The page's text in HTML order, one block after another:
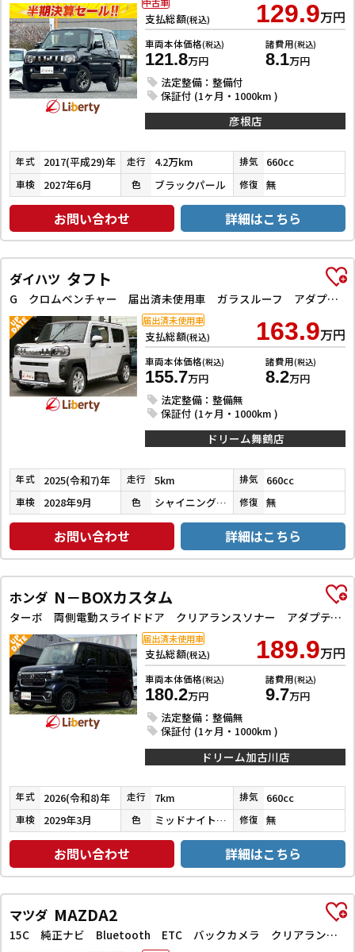
支払総額(税込) 129.9万円
車両本体価格(税込)
121.8万円
諸費用(税込)
8.1万円
法定整備：整備付
保証付 (1ヶ月・1000km )
中古車
彦根店
年式 2017(平成29)年 走行 4.2万km 排気 660cc
車検 2027年6月 色 ブラックパール 修復 無
お問い合わせ 詳細はこちら
ダイハツ タフト
G クロムベンチャー 届出済未使用車 ガラスルーフ アダプティブクルーズコントロール クリアランスソナー 衝突被害軽減システム LEDヘッドランプ スマートキー アイドリングストップ シートヒーター 純正アルミホイール
支払総額(税込) 163.9万円
車両本体価格(税込)
155.7万円
諸費用(税込)
8.2万円
法定整備：整備無
保証付 (1ヶ月・1000km )
届出済未使用車
ドリーム舞鶴店
年式 2025(令和7)年 走行 5km 排気 660cc
車検 2028年9月 色 シャイニングホワイトパール 修復 無
お問い合わせ 詳細はこちら
ホンダ N－BOXカスタム
ターボ 両側電動スライドドア クリアランスソナー アダプティブクルーズコントロール LEDヘッドライト 純正アルミホイール レーンアシスト 衝突被害軽減システム オートライト スマートキー
支払総額(税込) 189.9万円
車両本体価格(税込)
180.2万円
諸費用(税込)
9.7万円
法定整備：整備無
保証付 (1ヶ月・1000km )
届出済未使用車
ドリーム加古川店
年式 2026(令和8)年 走行 7km 排気 660cc
車検 2029年3月 色 ミッドナイトブルービームメタリック 修復 無
お問い合わせ 詳細はこちら
マツダ MAZDA2
15C 純正ナビ Bluetooth ETC バックカメラ クリアランスソナー レーンアシスト 衝突被害軽減システム オートライト LEDヘッドランプ スマートキー アイドリングストップ 盗難防止システム